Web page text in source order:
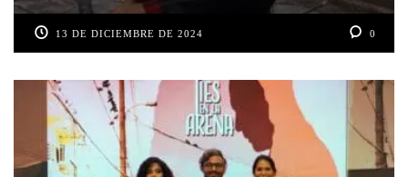
13 DE DICIEMBRE DE 2024 0